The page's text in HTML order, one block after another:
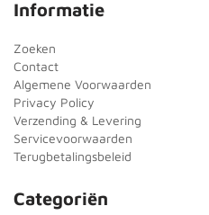
Informatie
Zoeken
Contact
Algemene Voorwaarden
Privacy Policy
Verzending & Levering
Servicevoorwaarden
Terugbetalingsbeleid
Categoriën